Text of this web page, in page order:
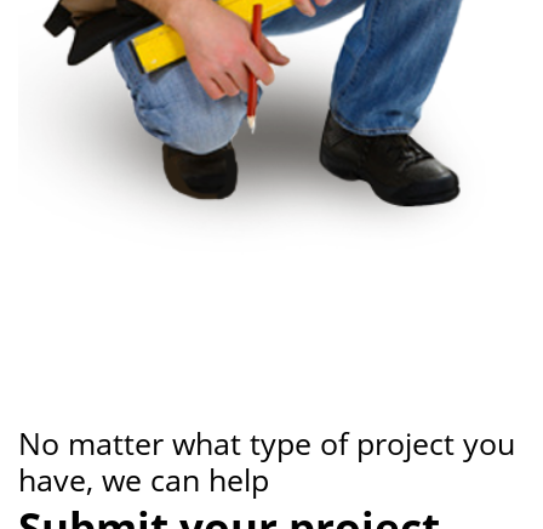
No matter what type of project you
have, we can help